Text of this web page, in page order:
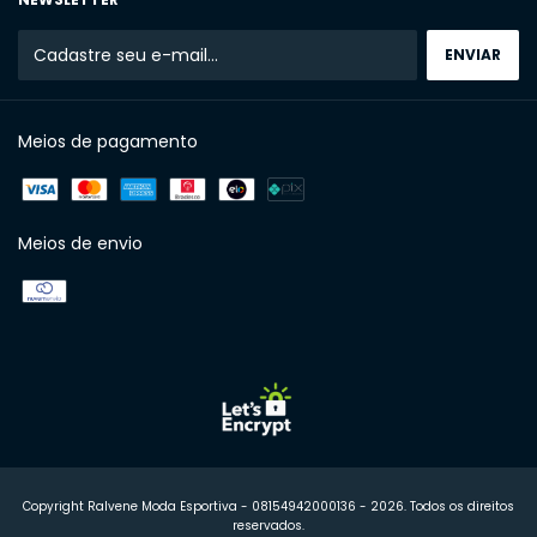
Meios de pagamento
Meios de envio
Copyright Ralvene Moda Esportiva - 08154942000136 - 2026. Todos os direitos
reservados.